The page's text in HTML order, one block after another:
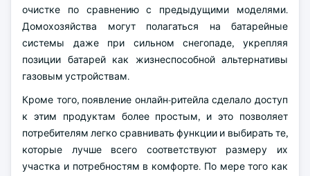
очистке по сравнению с предыдущими моделями.
Домохозяйства могут полагаться на батарейные
системы даже при сильном снегопаде, укрепляя
позиции батарей как жизнеспособной альтернативы
газовым устройствам.
Кроме того, появление онлайн-ритейла сделало доступ
к этим продуктам более простым, и это позволяет
потребителям легко сравнивать функции и выбирать те,
которые лучше всего соответствуют размеру их
участка и потребностям в комфорте. По мере того как